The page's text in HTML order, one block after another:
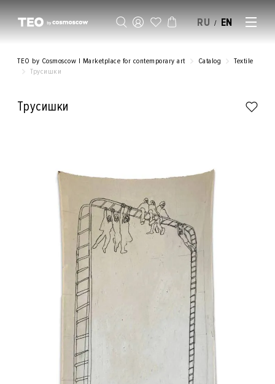
RU / EN
TEO by Cosmoscow | Marketplace for contemporary art Catalog
Textile
Трусишки
Трусишки